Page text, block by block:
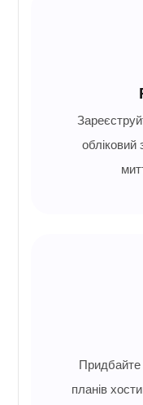
Придбайте
планів